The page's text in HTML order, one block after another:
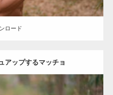
ロード
アップするマッチョ